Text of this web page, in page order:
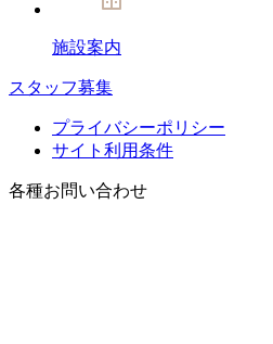
施設案内
スタッフ募集
プライバシーポリシー
サイト利用条件
各種お問い合わせ